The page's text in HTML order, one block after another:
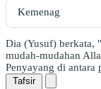
Dia (Yusuf) berkata,
mudah-mudahan
Penyayang di antara
Tafsir